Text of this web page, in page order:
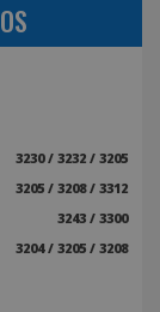
3230 / 3232 / 3205
3205 / 3208 / 3312
3243 / 3300
3204 / 3205 / 3208